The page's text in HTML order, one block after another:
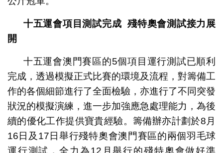
十五運會項目測試完成 殘特奧會測試接力展
開
十五運會澳門賽區的5個項目運行測試已順利
完成，透過模擬正式比賽的環境及流程，對籌備工
作的各個細節進行了全面檢驗，亦進行了不同突發
狀況的模擬演練，進一步加強應急處理能力，為後
續的優化工作提供寶貴經驗。籌備辦亦計劃於8月
16日及17日舉行殘特奧會澳門賽區的兩個羽毛球
運行測試，全力為12月舉行的殘特奧會做好準